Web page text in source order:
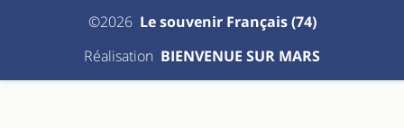
©2026 Le souvenir Français (74)
Réalisation BIENVENUE SUR MARS